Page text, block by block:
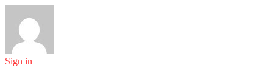
Sign in